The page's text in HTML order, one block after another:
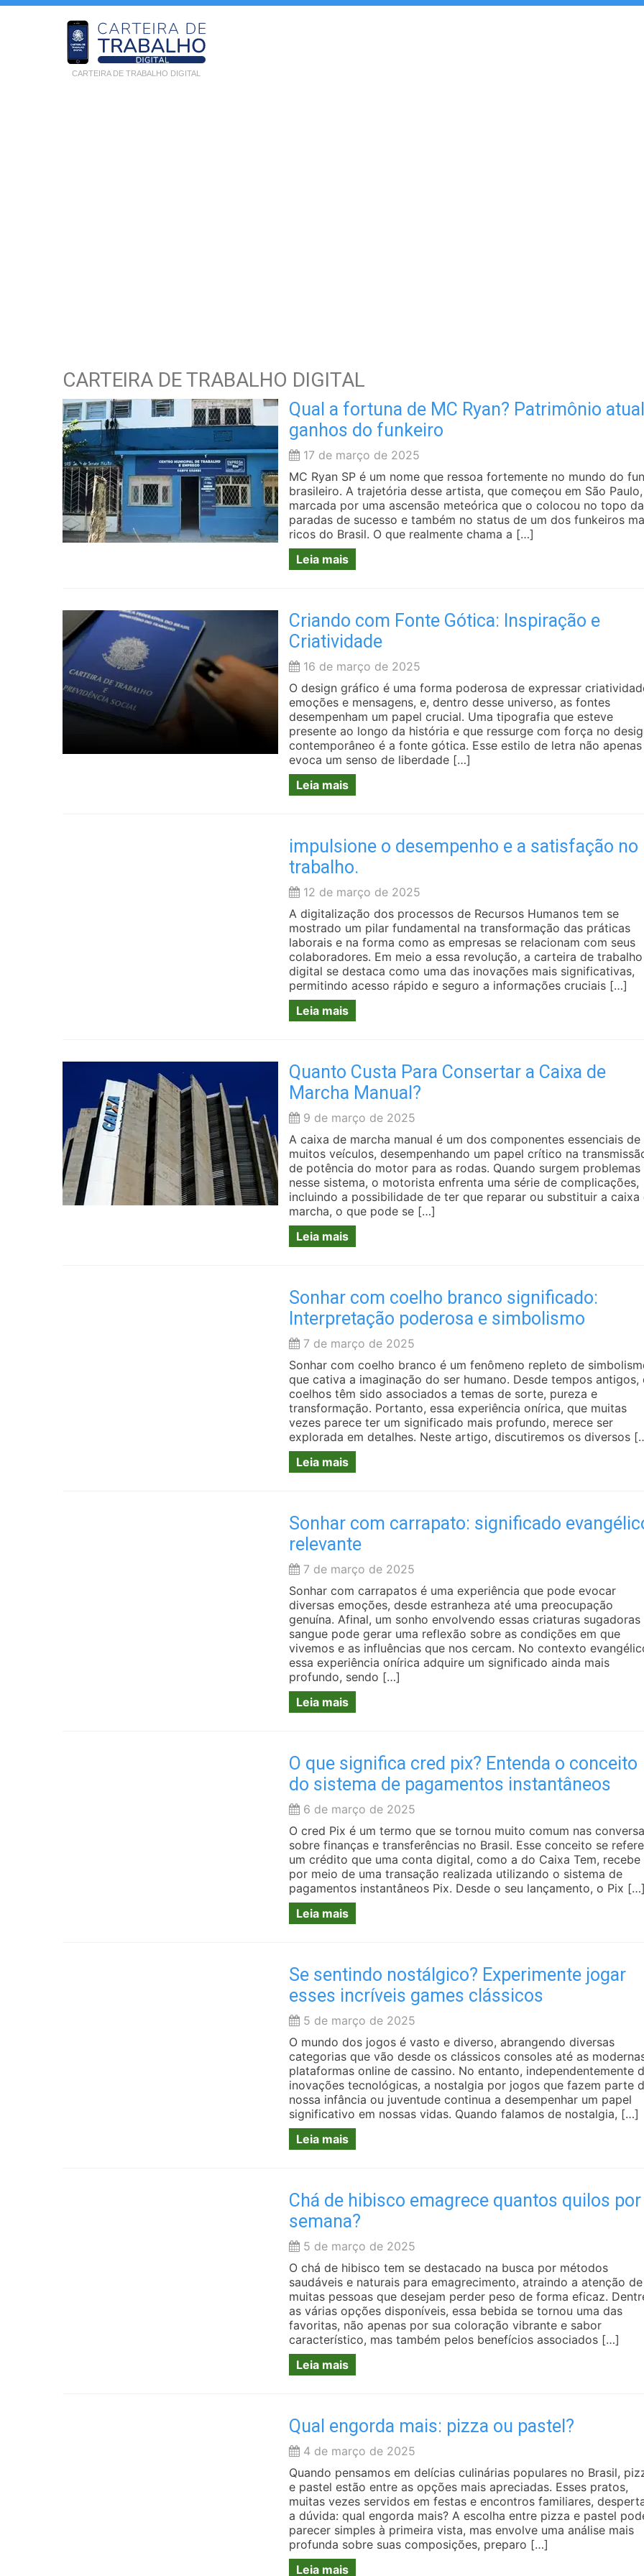
CARTEIRA DE TRABALHO DIGITAL
CARTEIRA DE TRABALHO DIGITAL
Qual a fortuna de MC Ryan? Patrimônio
ganhos do funkeiro
17 de março de 2025
MC Ryan SP é um nome que ressoa fortemente no mundo do
brasileiro. A trajetória desse artista, que começou em São
marcada por uma ascensão meteórica que o colocou no topo
paradas de sucesso e também no status de um dos funkeiros
ricos do Brasil. O que realmente chama a […]
Leia mais
Criando com Fonte Gótica: Inspiração e
Criatividade
16 de março de 2025
O design gráfico é uma forma poderosa de expressar
emoções e mensagens, e, dentro desse universo, as fontes
desempenham um papel crucial. Uma tipografia que esteve
presente ao longo da história e que ressurge com força no
contemporâneo é a fonte gótica. Esse estilo de letra não apenas
evoca um senso de liberdade […]
Leia mais
impulsione o desempenho e a satisfação no
trabalho.
12 de março de 2025
A digitalização dos processos de Recursos Humanos tem se
mostrado um pilar fundamental na transformação das práticas
laborais e na forma como as empresas se relacionam com seus
colaboradores. Em meio a essa revolução, a carteira de trabalho
digital se destaca como uma das inovações mais significativas,
permitindo acesso rápido e seguro a informações cruciais […]
Leia mais
Quanto Custa Para Consertar a Caixa de
Marcha Manual?
9 de março de 2025
A caixa de marcha manual é um dos componentes essenciais de
muitos veículos, desempenhando um papel crítico na
de potência do motor para as rodas. Quando surgem problemas
nesse sistema, o motorista enfrenta uma série de complicações,
incluindo a possibilidade de ter que reparar ou substituir a caixa
marcha, o que pode se […]
Leia mais
Sonhar com coelho branco significado:
Interpretação poderosa e simbolismo
7 de março de 2025
Sonhar com coelho branco é um fenômeno repleto de
que cativa a imaginação do ser humano. Desde tempos antigos,
coelhos têm sido associados a temas de sorte, pureza e
transformação. Portanto, essa experiência onírica, que muitas
vezes parece ter um significado mais profundo, merece ser
explorada em detalhes. Neste artigo, discutiremos os diversos
Leia mais
Sonhar com carrapato: significado
relevante
7 de março de 2025
Sonhar com carrapatos é uma experiência que pode evocar
diversas emoções, desde estranheza até uma preocupação
genuína. Afinal, um sonho envolvendo essas criaturas sugadoras
sangue pode gerar uma reflexão sobre as condições em que
vivemos e as influências que nos cercam. No contexto
essa experiência onírica adquire um significado ainda mais
profundo, sendo […]
Leia mais
O que significa cred pix? Entenda o conceito
do sistema de pagamentos instantâneos
6 de março de 2025
O cred Pix é um termo que se tornou muito comum nas
sobre finanças e transferências no Brasil. Esse conceito se
um crédito que uma conta digital, como a do Caixa Tem, recebe
por meio de uma transação realizada utilizando o sistema de
pagamentos instantâneos Pix. Desde o seu lançamento, o Pix […]
Leia mais
Se sentindo nostálgico? Experimente jogar
esses incríveis games clássicos
5 de março de 2025
O mundo dos jogos é vasto e diverso, abrangendo diversas
categorias que vão desde os clássicos consoles até as
plataformas online de cassino. No entanto, independentemente
inovações tecnológicas, a nostalgia por jogos que fazem parte
nossa infância ou juventude continua a desempenhar um papel
significativo em nossas vidas. Quando falamos de nostalgia, […]
Leia mais
Chá de hibisco emagrece quantos quilos por
semana?
5 de março de 2025
O chá de hibisco tem se destacado na busca por métodos
saudáveis e naturais para emagrecimento, atraindo a atenção de
muitas pessoas que desejam perder peso de forma eficaz.
as várias opções disponíveis, essa bebida se tornou uma das
favoritas, não apenas por sua coloração vibrante e sabor
característico, mas também pelos benefícios associados […]
Leia mais
Qual engorda mais: pizza ou pastel?
4 de março de 2025
Quando pensamos em delícias culinárias populares no Brasil,
e pastel estão entre as opções mais apreciadas. Esses pratos,
muitas vezes servidos em festas e encontros familiares,
a dúvida: qual engorda mais? A escolha entre pizza e pastel
parecer simples à primeira vista, mas envolve uma análise mais
profunda sobre suas composições, preparo […]
Leia mais